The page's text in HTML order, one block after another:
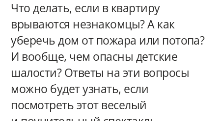
Что делать, если в квартиру
врываются незнакомцы? А как
уберечь дом от пожара или потопа?
И вообще, чем опасны детские
шалости? Ответы на эти вопросы
можно будет узнать, если
посмотреть этот веселый